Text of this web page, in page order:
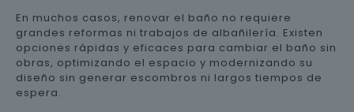
En muchos casos, renovar el baño no requiere
grandes reformas ni trabajos de albañilería. Existen
opciones rápidas y eficaces para cambiar el baño sin
obras, optimizando el espacio y modernizando su
diseño sin generar escombros ni largos tiempos de
espera.